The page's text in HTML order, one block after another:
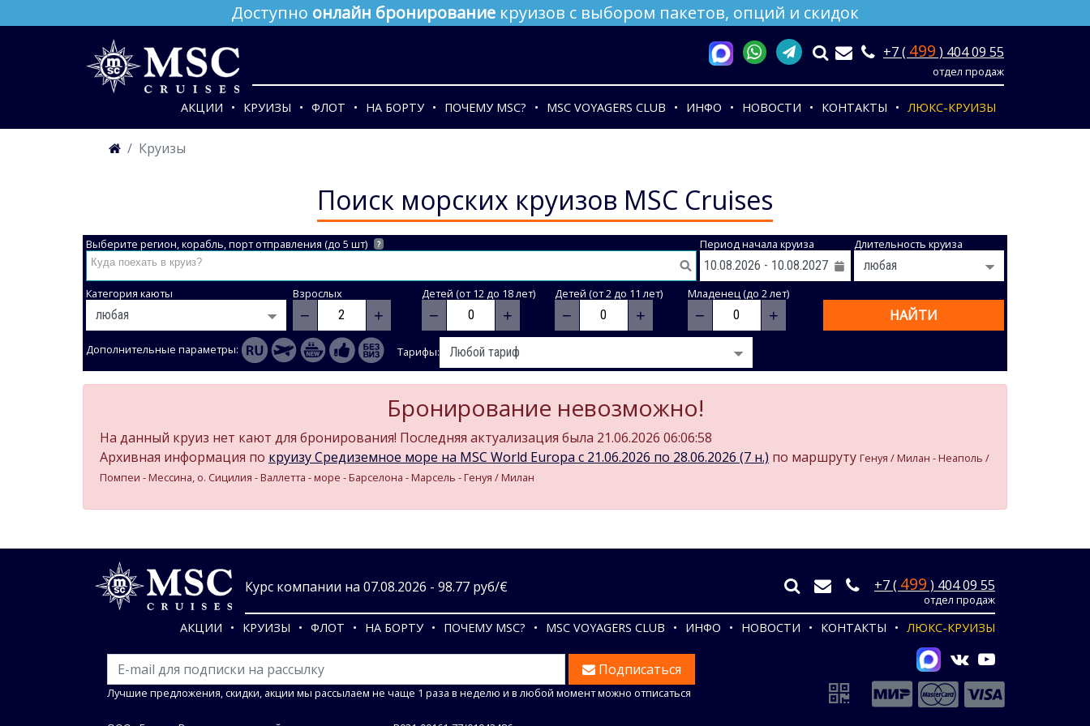
Доступно онлайн бронирование круизов с выбором пакетов, опций и скидок
+7 ( 499 ) 404 09 55
отдел продаж
АКЦИИ КРУИЗЫ ФЛОТ НА БОРТУ ПОЧЕМУ MSC? MSC VOYAGERS CLUB ИНФО НОВОСТИ КОНТАКТЫ ЛЮКС-КРУИЗЫ
Круизы
Поиск морских круизов MSC Cruises
Выберите регион, корабль, порт отправления (до 5 шт) ? Период начала круиза Длительность круиза
Категория каюты Взрослых
− +
Детей (от 12 до 18 лет)
− +
Детей (от 2 до 11 лет)
− +
Младенец (до 2 лет)
− + НАЙТИ
Дополнительные параметры: Тарифы:
Бронирование невозможно!
На данный круиз нет кают для бронирования! Последняя актуализация была 21.06.2026 06:06:58
Архивная информация по круизу Средиземное море на MSC World Europa c 21.06.2026 по 28.06.2026 (7 н.) по маршруту Генуя / Милан - Неаполь /
Помпеи - Мессина, о. Сицилия - Валлетта - море - Барселона - Марсель - Генуя / Милан
Курс компании на 07.08.2026 - 98.77 руб/€ +7 ( 499 ) 404 09 55
отдел продаж
АКЦИИ КРУИЗЫ ФЛОТ НА БОРТУ ПОЧЕМУ MSC? MSC VOYAGERS CLUB ИНФО НОВОСТИ КОНТАКТЫ ЛЮКС-КРУИЗЫ
Подписаться
Лучшие предложения, скидки, акции мы рассылаем не чаще 1 раза в неделю и в любой момент можно отписаться